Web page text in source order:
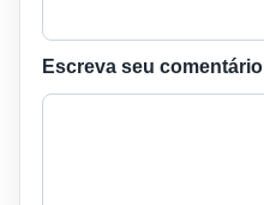
Escreva seu comentário